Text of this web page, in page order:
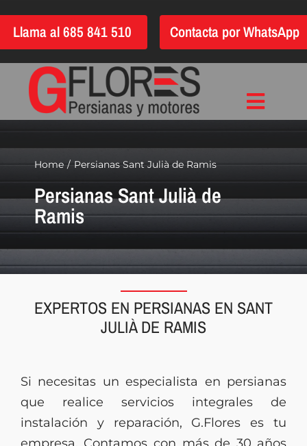
contenido
Llama al 685 841 510 Contacta por WhatsApp
Toggle
Instalación
Reparación
Motorización
Automatización
Persianas
Quiénes somos
Home Persianas Sant Julià de Ramis
Persianas Sant Julià de
Ramis
EXPERTOS EN PERSIANAS EN SANT
JULIÀ DE RAMIS
Si necesitas un especialista en persianas
que realice servicios integrales de
instalación y reparación, G.Flores es tu
empresa. Contamos con más de 30 años